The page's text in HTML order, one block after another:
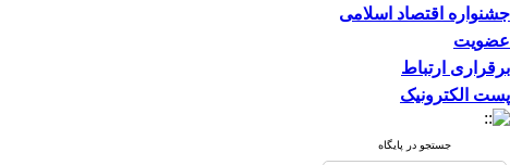
جشنواره اقتصاد اسلامی
عضویت
برقراری ارتباط
پست الکترونیک
جستجو در پایگاه